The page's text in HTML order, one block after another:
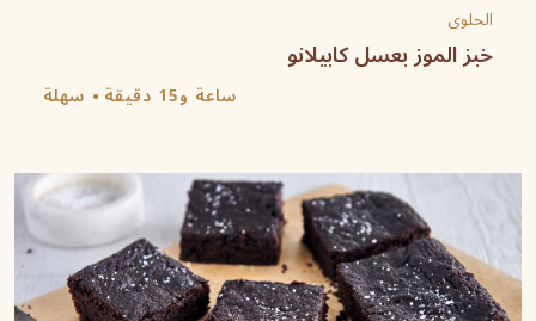
الحلوى
خبز الموز بعسل كابيلانو
سهلة ساعة و15 دقيقة